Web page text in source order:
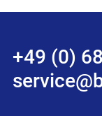
+49 (0)